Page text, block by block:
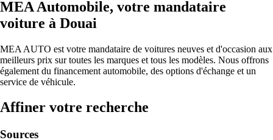
MEA Automobile, votre mandataire
voiture à Douai
MEA AUTO est votre mandataire de voitures neuves et d'occasion aux
meilleurs prix sur toutes les marques et tous les modèles. Nous offrons
également du financement automobile, des options d'échange et un
service de véhicule.
Affiner votre recherche
Sources